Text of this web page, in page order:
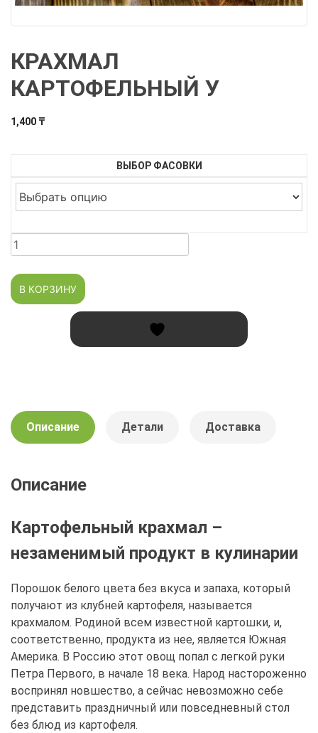
КРАХМАЛ
КАРТОФЕЛЬНЫЙ У
1,400 ₸
ВЫБОР ФАСОВКИ
Количество
товара
Крахмал
картофельный
В КОРЗИНУ
Описание Детали Доставка
Описание
Картофельный крахмал –
незаменимый продукт в кулинарии
Порошок белого цвета без вкуса и запаха, который
получают из клубней картофеля, называется
крахмалом. Родиной всем известной картошки, и,
соответственно, продукта из нее, является Южная
Америка. В Россию этот овощ попал с легкой руки
Петра Первого, в начале 18 века. Народ настороженно
воспринял новшество, а сейчас невозможно себе
представить праздничный или повседневный стол
без блюд из картофеля.